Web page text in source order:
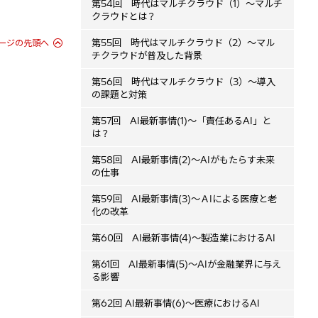
ジの先頭へ
第54回 時代はマルチクラウド（1）～マルチ
クラウドとは？
第55回 時代はマルチクラウド（2）～マル
チクラウドが普及した背景
第56回 時代はマルチクラウド（3）～導入
の課題と対策
第57回 AI最新事情(1)～「責任あるAI」と
は？
第58回 AI最新事情(2)～AIがもたらす未来
の仕事
第59回 AI最新事情(3)～ＡIによる医療と老
化の改革
第60回 AI最新事情(4)～製造業におけるAI
第61回 AI最新事情(5)～AIが金融業界に与え
る影響
第62回 AI最新事情(6)～医療におけるAI